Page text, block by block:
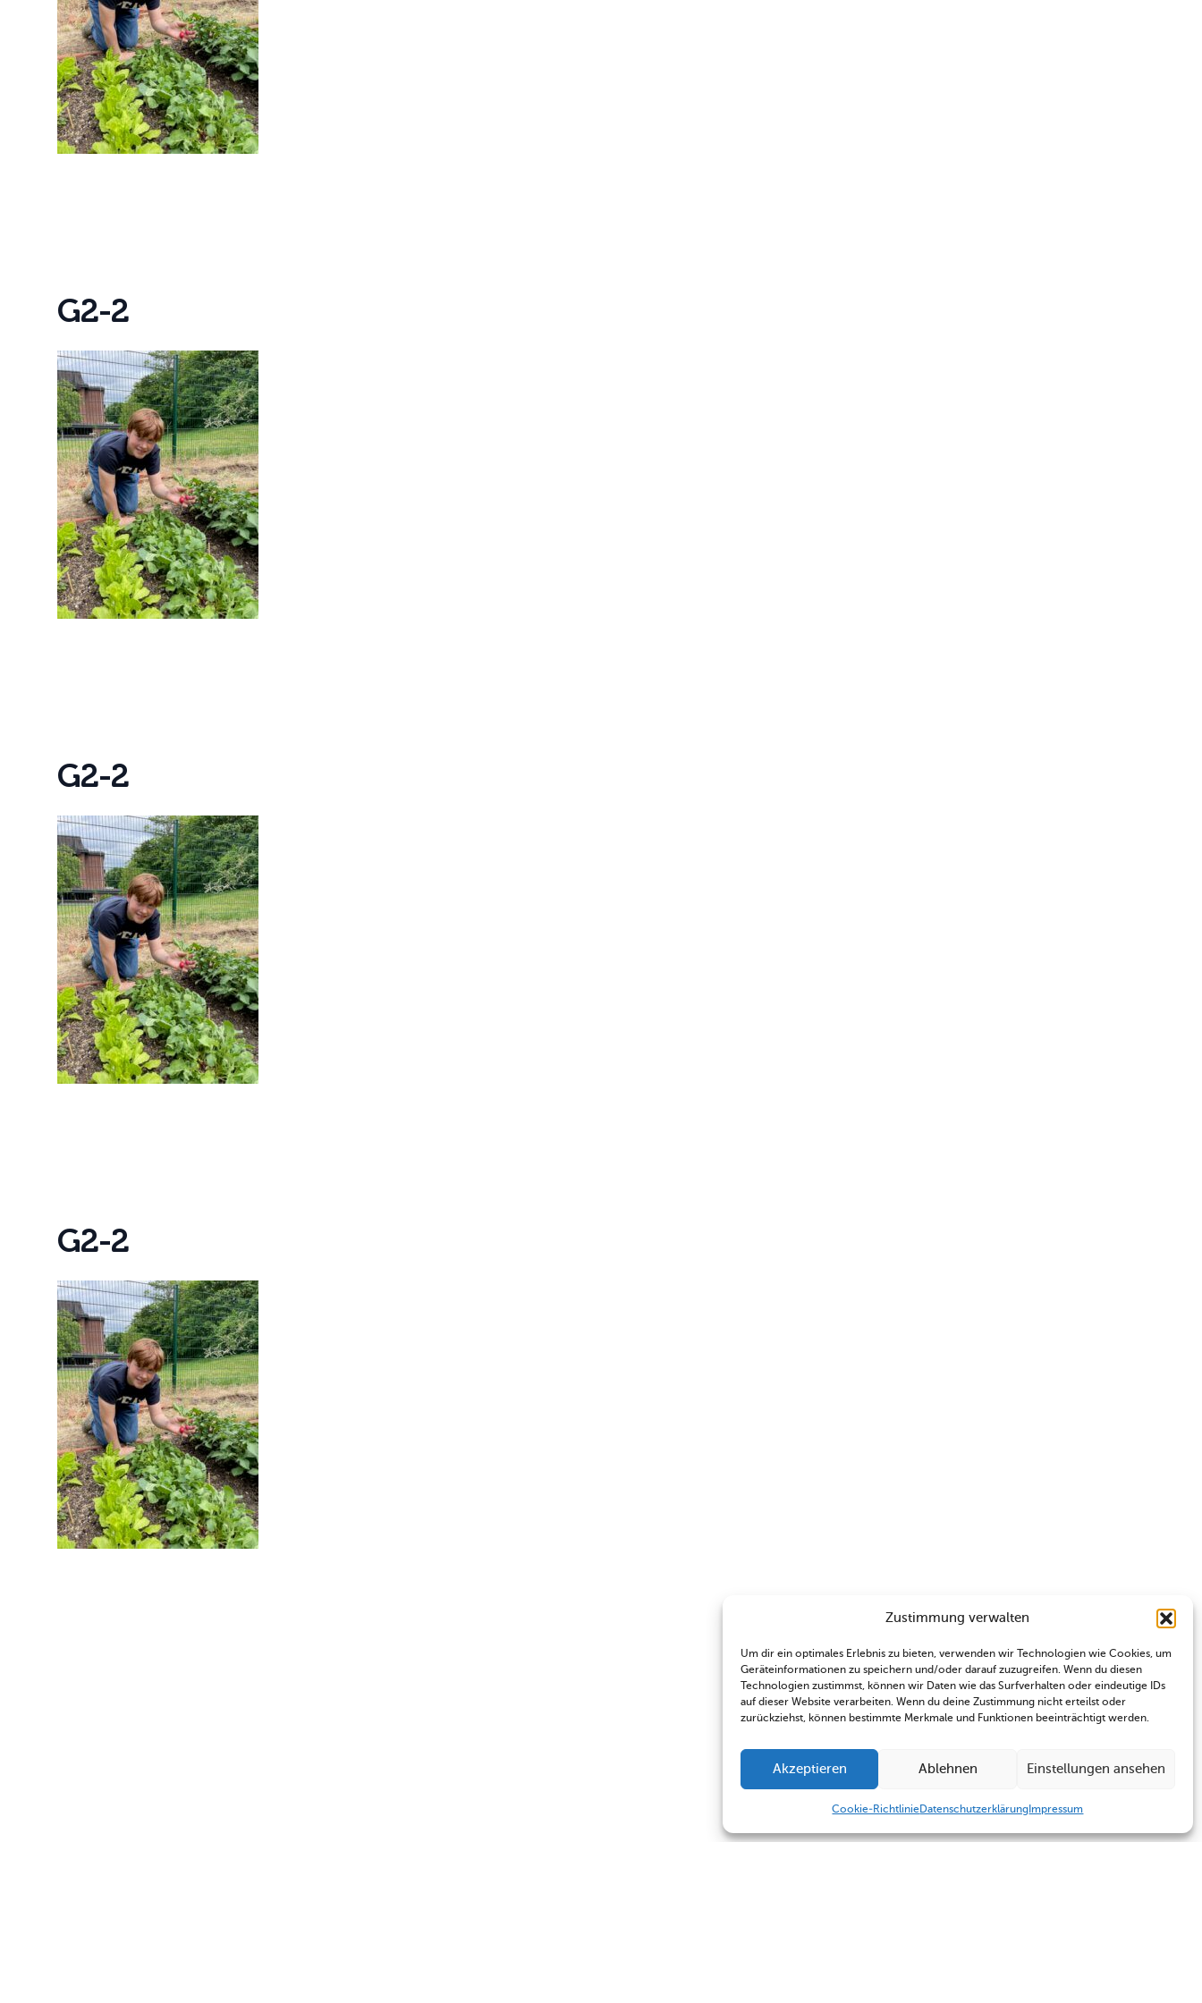
Zustimmung verwalten
Um dir ein optimales Erlebnis zu bieten, verwenden wir Technologien wie Cookies, um
Geräteinformationen zu speichern und/oder darauf zuzugreifen. Wenn du diesen
Technologien zustimmst, können wir Daten wie das Surfverhalten oder eindeutige IDs
auf dieser Website verarbeiten. Wenn du deine Zustimmung nicht erteilst oder
zurückziehst, können bestimmte Merkmale und Funktionen beeinträchtigt werden.
Akzeptieren Ablehnen Einstellungen ansehen
Cookie-RichtlinieDatenschutzerklärung Impressum
G2-2
G2-2
G2-2